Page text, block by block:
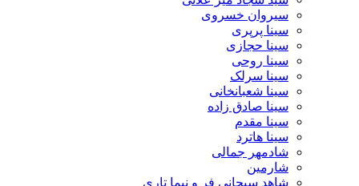
سیروان خسروی
سینا پرپری
سینا حجازی
سینا روحی
سینا سرلک
سینا شعبانخانی
سینا صادق زاده
سینا مقدم
سینا هاترد
شادمهر جمالی
شارمین
شاهد سبحانی فر و نیما تاری